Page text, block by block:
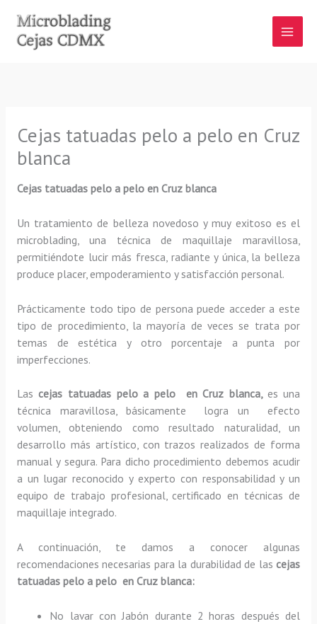
contenido
Cejas tatuadas pelo a pelo en Cruz
blanca
Cejas tatuadas pelo a pelo en Cruz blanca
Un tratamiento de belleza novedoso y muy exitoso es el
microblading, una técnica de maquillaje maravillosa,
permitiéndote lucir más fresca, radiante y única, la belleza
produce placer, empoderamiento y satisfacción personal.
Prácticamente todo tipo de persona puede acceder a este
tipo de procedimiento, la mayoría de veces se trata por
temas de estética y otro porcentaje a punta por
imperfecciones.
Lascejas tatuadas pelo a pelo en Cruz blanca, es una
técnica maravillosa, básicamente
logra un efecto
volumen, obteniendo como resultado naturalidad, un
desarrollo más artístico, con trazos realizados de forma
manual y segura. Para dicho procedimiento debemos acudir
a un lugar reconocido y experto con responsabilidad y un
equipo de trabajo profesional, certificado en técnicas de
maquillaje integrado.
A continuación, te damos a conocer algunas
recomendaciones necesarias para la durabilidad de lascejas
tatuadas pelo a pelo en Cruz blanca:
No lavar con Jabón durante 2 horas después del